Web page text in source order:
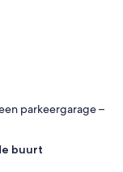
parkeergarage –
buurt